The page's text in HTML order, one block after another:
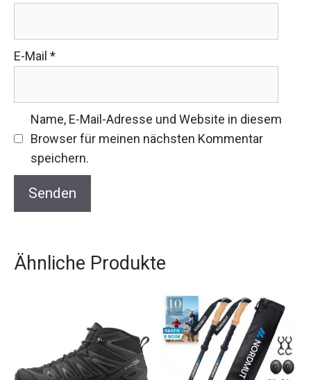
E-Mail *
Name, E-Mail-Adresse und Website in diesem
Browser für meinen nächsten Kommentar
speichern.
Ähnliche Produkte